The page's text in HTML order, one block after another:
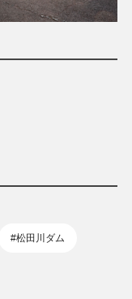
#松田川ダム